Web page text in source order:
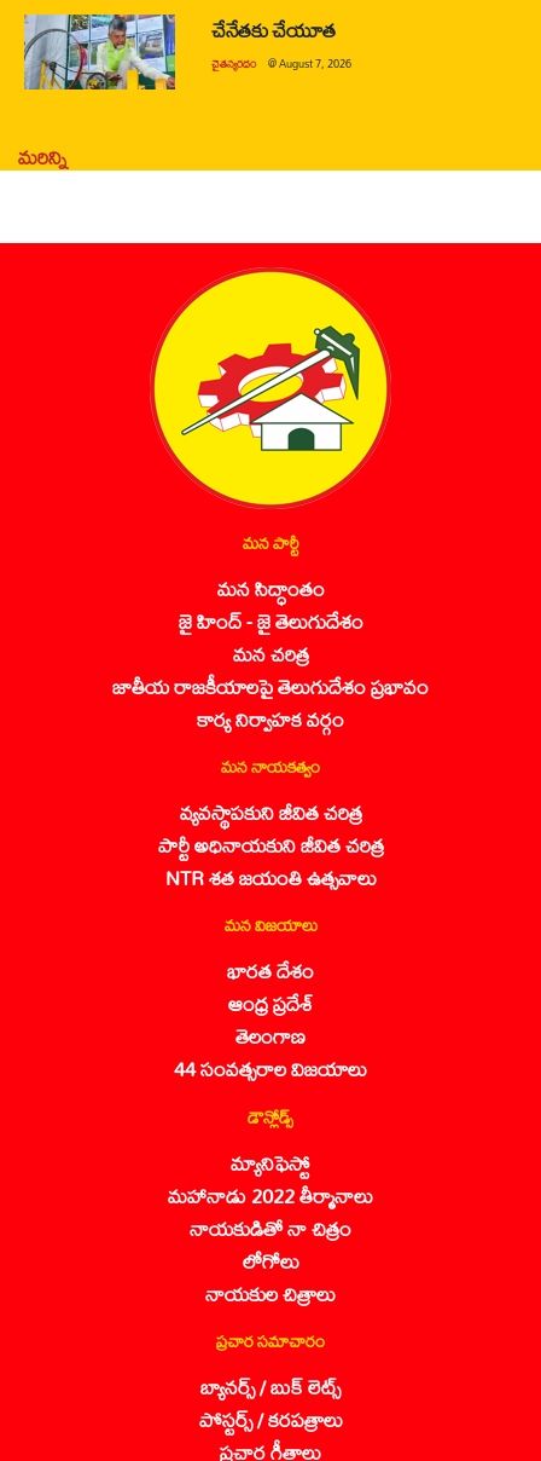
చేనేతకు చేయూత
చైతన్యరధం @August 7, 2026
మరిన్ని
మన పార్టీ
మన సిద్ధాంతం
జై హింద్ - జై తెలుగుదేశం
మన చరిత్ర
జాతీయ రాజకీయాలపై తెలుగుదేశం ప్రభావం
కార్య నిర్వాహక వర్గం
మన నాయకత్వం
వ్యవస్థాపకుని జీవిత చరిత్ర
పార్టీ అధినాయకుని జీవిత చరిత్ర
NTR శత జయంతి ఉత్సవాలు
మన విజయాలు
భారత దేశం
ఆంధ్ర ప్రదేశ్
తెలంగాణ
44 సంవత్సరాల విజయాలు
డౌన్లోడ్స్
మ్యానిఫెస్టో
మహానాడు 2022 తీర్మానాలు
నాయకుడితో నా చిత్రం
లోగోలు
నాయకుల చిత్రాలు
ప్రచార సమాచారం
బ్యానర్స్ / బుక్ లెట్స్
పోస్టర్స్ / కరపత్రాలు
ప్రచార గీతాలు